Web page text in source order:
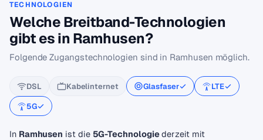
TECHNOLOGIEN
Welche Breitband-Technologien
gibt es in Ramhusen?
Folgende Zugangstechnologien sind in Ramhusen möglich.
DSL Kabelinternet Glasfaser
LTE
5G
In Ramhusen ist die 5G-Technologiederzeit mit